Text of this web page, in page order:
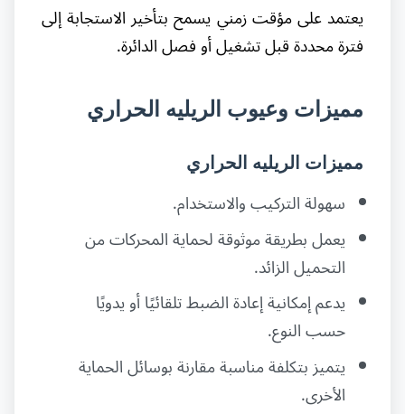
يعتمد على مؤقت زمني يسمح بتأخير الاستجابة إلى
فترة محددة قبل تشغيل أو فصل الدائرة.
مميزات وعيوب الريليه الحراري
مميزات الريليه الحراري
سهولة التركيب والاستخدام.
يعمل بطريقة موثوقة لحماية المحركات من
التحميل الزائد.
يدعم إمكانية إعادة الضبط تلقائيًا أو يدويًا
حسب النوع.
يتميز بتكلفة مناسبة مقارنة بوسائل الحماية
الأخرى.